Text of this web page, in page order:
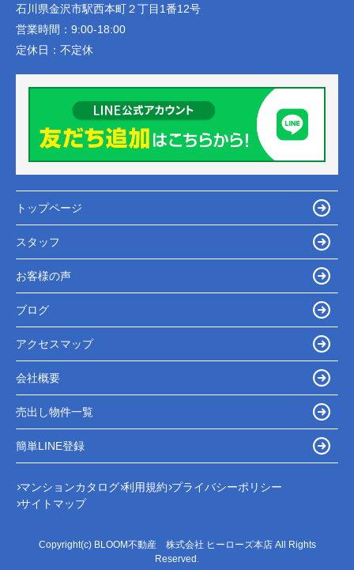
石川県金沢市駅西本町２丁目1番12号
営業時間： 9:00-18:00
定休日： 不定休
トップページ
スタッフ
お客様の声
ブログ
アクセスマップ
会社概要
売出し物件一覧
簡単LINE登録
マンションカタログ 利用規約 プライバシーポリシー
サイトマップ
Copyright(c) BLOOM不動産 株式会社 ヒーローズ本店 All Rights
Reserved.